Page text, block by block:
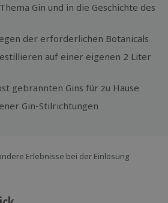
Gin und in die Geschichte des
der erforderlichen Botanicals
auf einer eigenen 2 Liter
gebrannten Gins für zu Hause
Gin-Stilrichtungen
Erlebnisse bei der Einlösung